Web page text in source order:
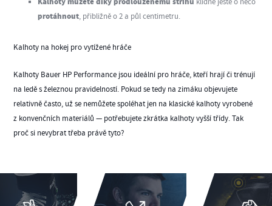
protáhnout, přibližně o 2 a půl centimetru.
Kalhoty na hokej pro vytížené hráče
Kalhoty Bauer HP Performance jsou ideální pro hráče, kteří hrají či trénují
na ledě s železnou pravidelností. Pokud se tedy na zimáku objevujete
relativně často, už se nemůžete spoléhat jen na klasické kalhoty vyrobené
z konvenčních materiálů — potřebujete zkrátka kalhoty vyšší třídy. Tak
proč si nevybrat třeba právě tyto?